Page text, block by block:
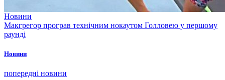
Новини
Макгрегор програв технічним нокаутом Голловею у першому
раунді
Новини
попередні новини